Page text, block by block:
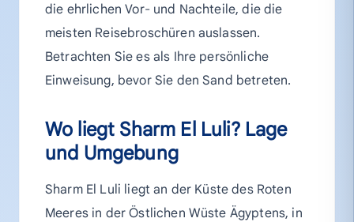
die ehrlichen Vor- und Nachteile, die die
meisten Reisebroschüren auslassen.
Betrachten Sie es als Ihre persönliche
Einweisung, bevor Sie den Sand betreten.
Wo liegt Sharm El Luli? Lage
und Umgebung
Sharm El Luli liegt an der Küste des Roten
Meeres in der Östlichen Wüste Ägyptens, in